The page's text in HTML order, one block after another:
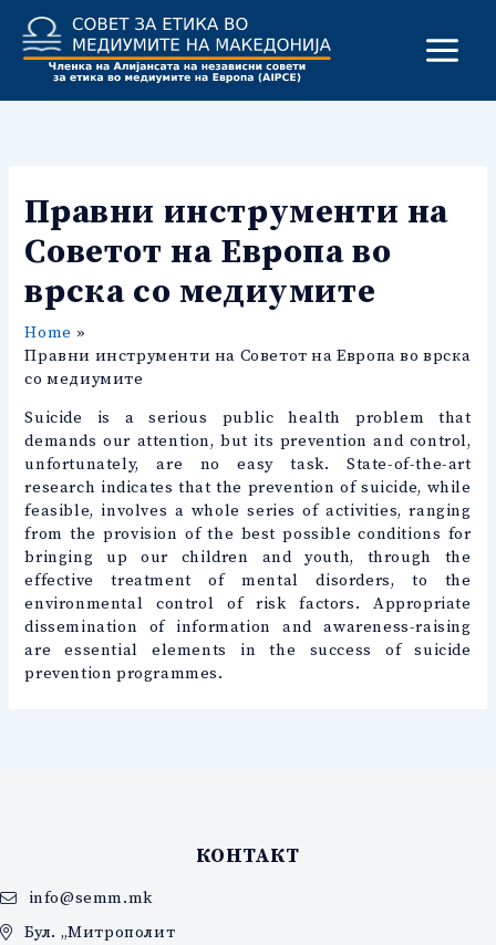
content
Правни инструменти на
Советот на Европа во
врска со медиумите
Home
Правни инструменти на Советот на Европа во врска
со медиумите
Suicide is a serious public health problem that
demands our attention, but its prevention and control,
unfortunately, are no easy task. State-of-the-art
research indicates that the prevention of suicide, while
feasible, involves a whole series of activities, ranging
from the provision of the best possible conditions for
bringing up our children and youth, through the
effective treatment of mental disorders, to the
environmental control of risk factors. Appropriate
dissemination of information and awareness-raising
are essential elements in the success of suicide
prevention programmes.
КОНТАКТ
info@semm.mk
Бул. „Митрополит